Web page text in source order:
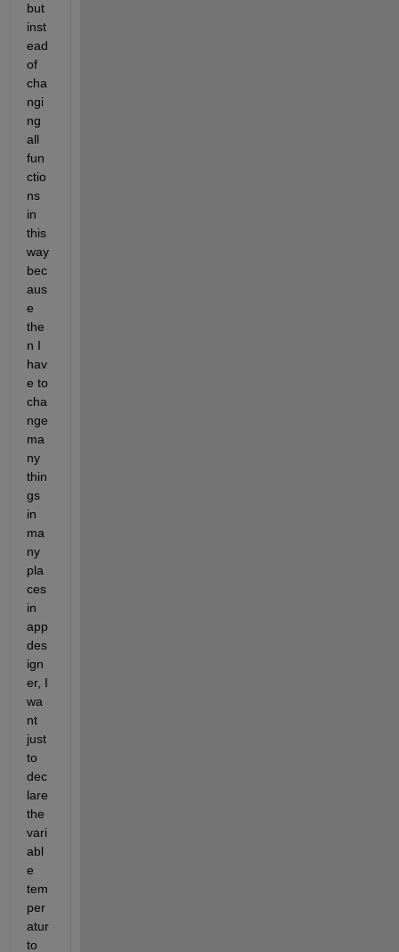
but
inst
ead
of
cha
ngi
ng
all
fun
ctio
ns
in
this
way
bec
aus
e
the
n I
hav
e to
cha
nge
ma
ny
thin
gs
in
ma
ny
pla
ces
in
app
des
ign
er, I
wa
nt
just
to
dec
lare
the
vari
abl
e
tem
per
atur
to